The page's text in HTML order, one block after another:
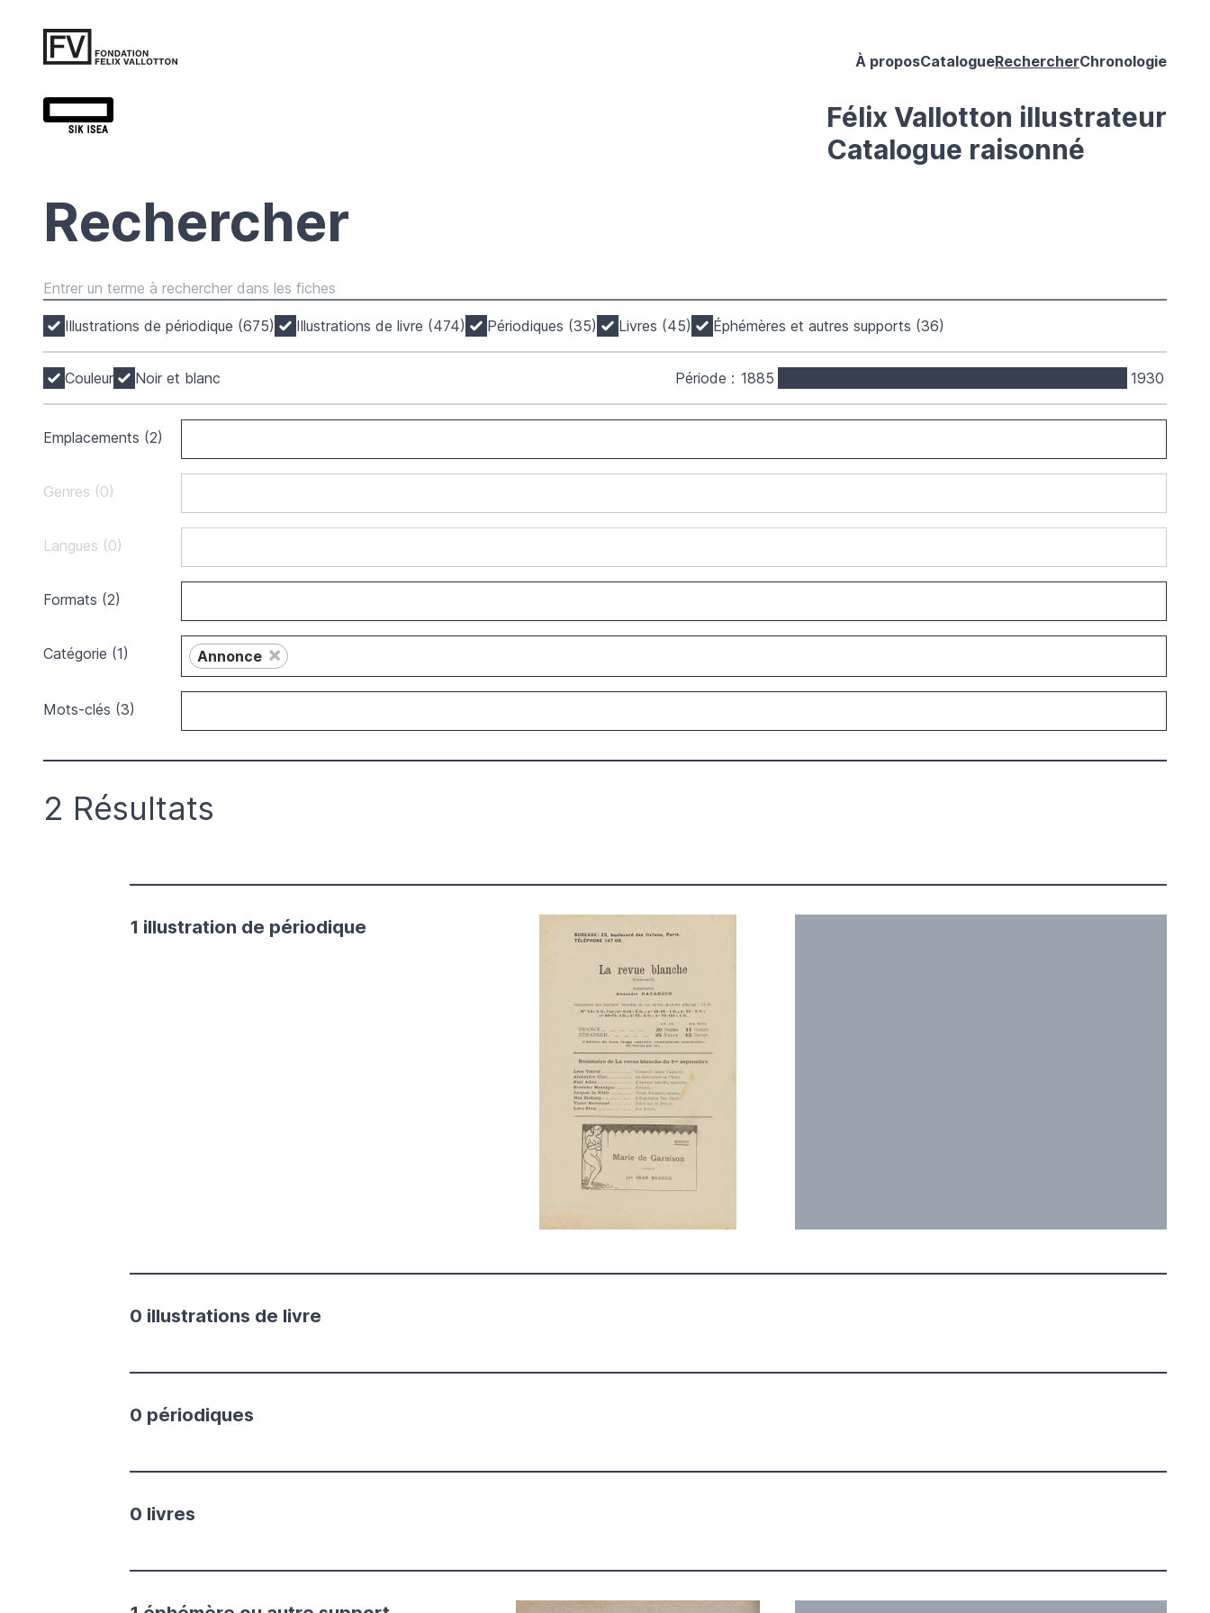
À proposCatalogueRechercherChronologie
Félix Vallotton illustrateur
Catalogue raisonné
Rechercher
Illustrations de périodique (675) Illustrations de livre (474) Périodiques (35) Livres (45) Éphémères et autres supports (36)
Couleur Noir et blanc Période : 1885 1930
Emplacements (2)
Genres (0)
Langues (0)
Formats (2)
Catégorie (1) Annonce ×
Mots-clés (3)
2 Résultats
1 illustration de périodique
0 illustrations de livre
0 périodiques
0 livres